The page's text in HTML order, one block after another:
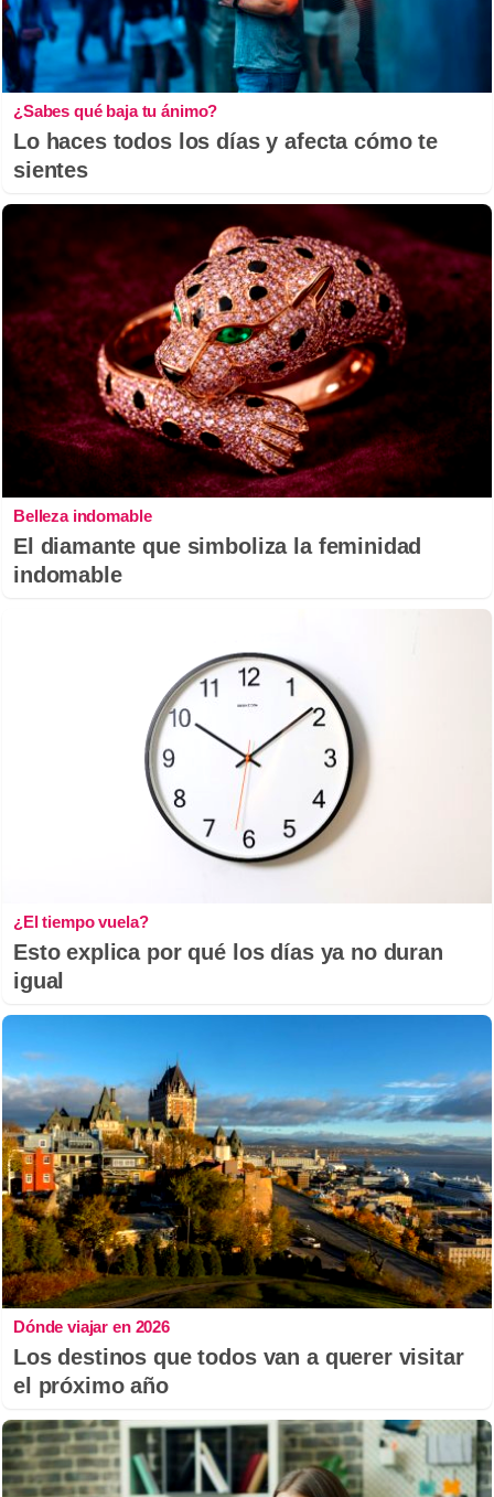
¿Sabes qué baja tu ánimo?
Lo haces todos los días y afecta cómo te
sientes
Belleza indomable
El diamante que simboliza la feminidad
indomable
¿El tiempo vuela?
Esto explica por qué los días ya no duran
igual
Dónde viajar en 2026
Los destinos que todos van a querer visitar
el próximo año